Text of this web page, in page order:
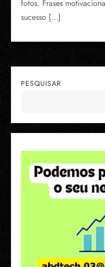
fotos. Frases
sucesso […]
PESQUISAR